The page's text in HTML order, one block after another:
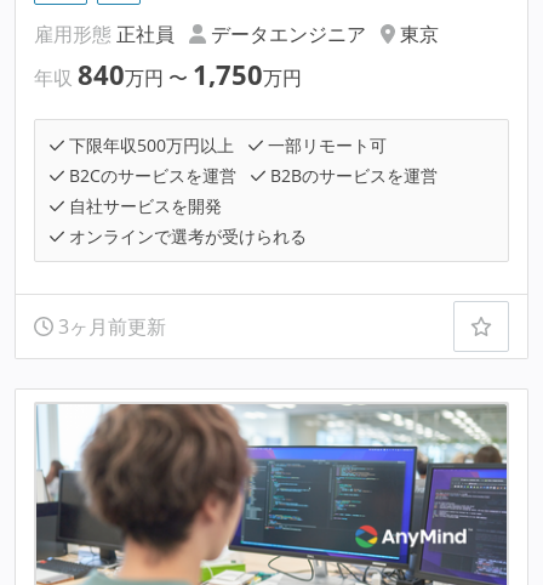
雇用形態 正社員 データエンジニア
東京
年収 840万円 〜 1,750万円
下限年収500万円以上
一部リモート可
B2Cのサービスを運営
B2Bのサービスを運営
自社サービスを開発
オンラインで選考が受けられる
3ヶ月前更新